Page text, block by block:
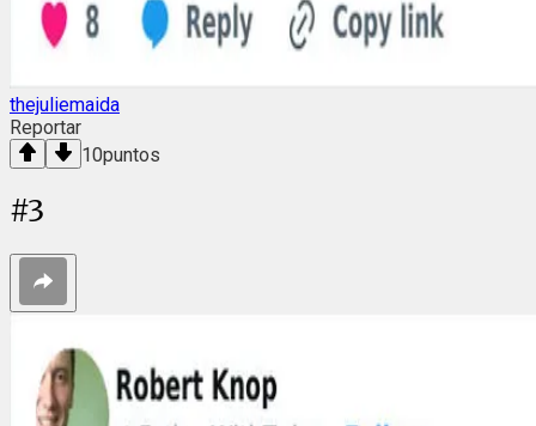
thejuliemaida
Reportar
10puntos
#3